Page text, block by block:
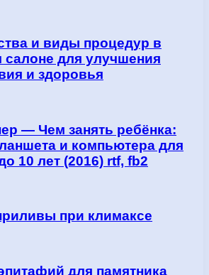
и виды процедур в
салоне для улучшения
и здоровья
— Чем занять ребёнка:
и компьютера для
10 лет (2016) rtf, fb2
при климаксе
для памятника